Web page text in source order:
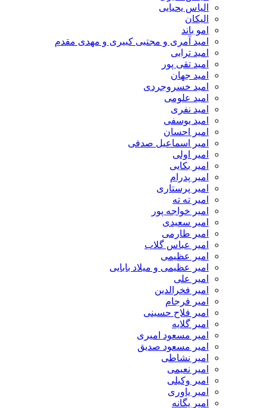
الیاس یحیایی
الیکان
امو باند
امید آمری و مجتبی کبیری و مهدى مقدم
امید ترابی
امید تقی پور
امید جهان
امید خسروجردی
امید علومی
امید نفری
امید یوسفی
امیر احسان
امیر اسماعیل صدفی
امیر اولی
امیر بکایی
امیر پدرام
امیر پرستاری
امیر ته ته
امیر خواجه پور
امیر سعیدی
امیر طارمی
امیر عباس گلاب
امیر عظیمی
امیر عظیمی و میلاد بابایی
امیر علی
امیر فخرالدین
امیر فرجام
امیر فلاح حسینی
امیر گلایه
امیر مسعود امیری
امیر مسعود صدیق
امیر نشاطی
امیر نعیمی
امیر وکیلی
امیر یاوری
امیر یگانه